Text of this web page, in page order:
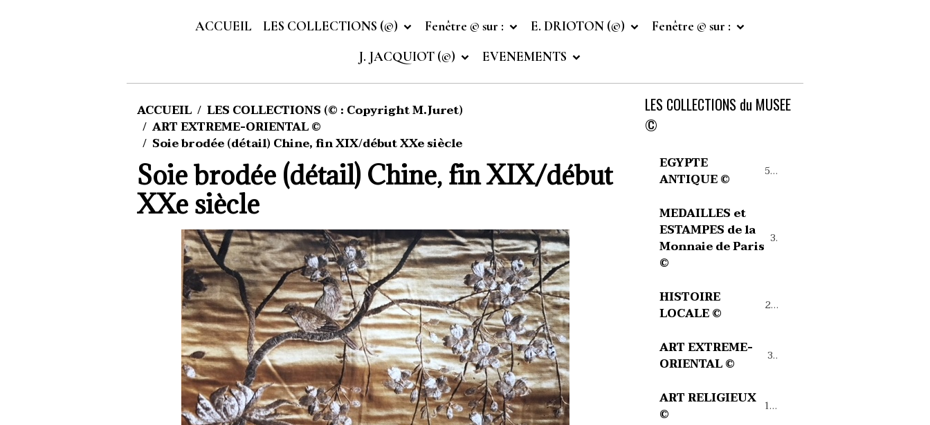
ACCUEIL LES COLLECTIONS (©) Fenêtre © sur : E. DRIOTON (©)
Fenêtre © sur :
J. JACQUIOT (©)
EVENEMENTS
ACCUEIL
LES COLLECTIONS (© : Copyright M.Juret)
ART EXTREME-ORIENTAL ©
Soie brodée (détail) Chine, fin XIX/début XXe siècle
Soie brodée (détail) Chine, fin XIX/début
XXe siècle
LES COLLECTIONS du MUSEE
©
EGYPTE
ANTIQUE ©
54
MEDAILLES et
ESTAMPES de la
Monnaie de Paris
©
39
HISTOIRE
LOCALE ©
27
ART EXTREME-
ORIENTAL ©
32
ART RELIGIEUX
©
15